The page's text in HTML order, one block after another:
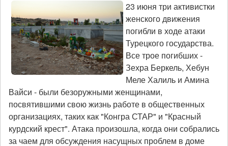
23 июня три активистки
женского движения
погибли в ходе атаки
Турецкого государства.
Все трое погибших -
Зехра Беркель, Хебун
Меле Халиль и Амина
Вайси - были безоружными женщинами,
посвятившими свою жизнь работе в общественных
организациях, таких как "Конгра СТАР" и "Красный
курдский крест". Атака произошла, когда они собрались
за чаем для обсуждения насущных проблем в доме